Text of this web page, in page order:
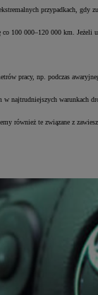
przypadkach, gdy
100 000–120 000 km. Jeżeli
pracy, np. podczas
najtrudniejszych warunkach
również te związane z